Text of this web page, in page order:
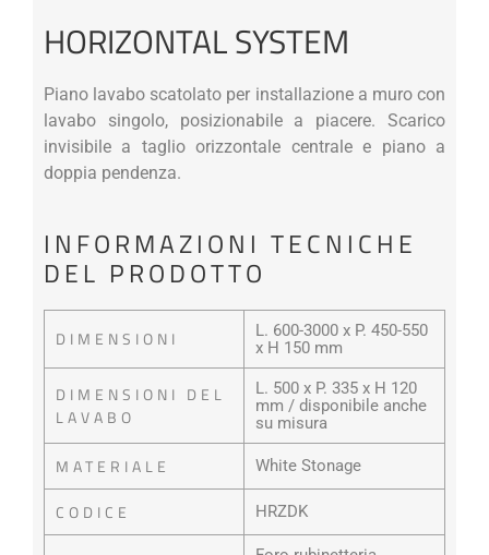
HORIZONTAL SYSTEM
Piano lavabo scatolato per installazione a muro con
lavabo singolo, posizionabile a piacere. Scarico
invisibile a taglio orizzontale centrale e piano a
doppia pendenza.
INFORMAZIONI TECNICHE
DEL PRODOTTO
DIMENSIONI
L. 600-3000 x P. 450-550
x H 150 mm
DIMENSIONI DEL
LAVABO
L. 500 x P. 335 x H 120
mm / disponibile anche
su misura
MATERIALE White Stonage
CODICE HRZDK